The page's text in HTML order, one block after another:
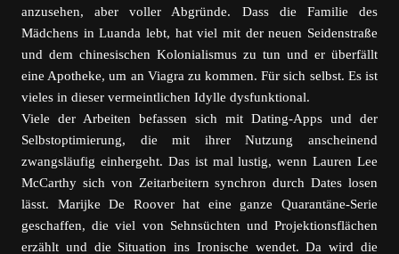
anzusehen, aber voller Abgründe. Dass die Familie des
Mädchens in Luanda lebt, hat viel mit der neuen Seidenstraße
und dem chinesischen Kolonialismus zu tun und er überfällt
eine Apotheke, um an Viagra zu kommen. Für sich selbst. Es ist
vieles in dieser vermeintlichen Idylle dysfunktional.
Viele der Arbeiten befassen sich mit Dating-Apps und der
Selbstoptimierung, die mit ihrer Nutzung anscheinend
zwangsläufig einhergeht. Das ist mal lustig, wenn Lauren Lee
McCarthy sich von Zeitarbeitern synchron durch Dates losen
lässt. Marijke De Roover hat eine ganze Quarantäne-Serie
geschaffen, die viel von Sehnsüchten und Projektionsflächen
erzählt und die Situation ins Ironische wendet. Da wird die